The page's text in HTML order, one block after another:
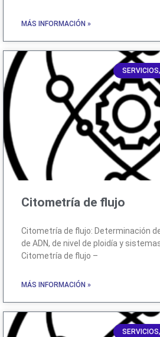
MÁS INFORMACIÓN »
Citometría de flujo
Citometría de flujo: Determinación
de ADN, de nivel de ploidía y
Citometría de flujo –
MÁS INFORMACIÓN »